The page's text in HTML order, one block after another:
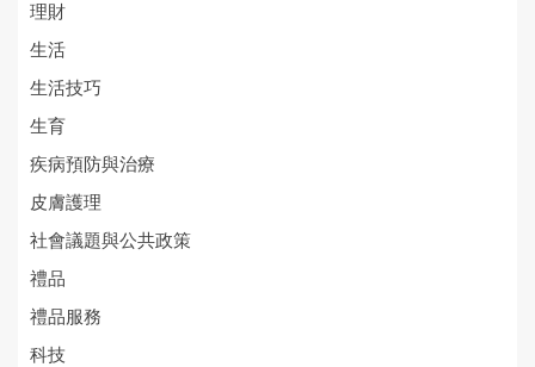
理財
生活
生活技巧
生育
疾病預防與治療
皮膚護理
社會議題與公共政策
禮品
禮品服務
科技